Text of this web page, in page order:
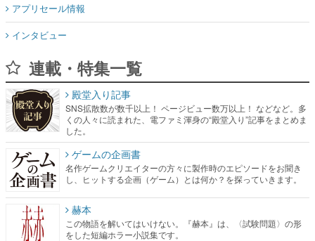
アプリセール情報
インタビュー
連載・特集一覧
殿堂入り記事
SNS拡散数が数千以上！ ページビュー数万以上！ などなど。多
くの人々に読まれた、電ファミ渾身の“殿堂入り”記事をまとめま
した。
ゲームの企画書
名作ゲームクリエイターの方々に製作時のエピソードをお聞き
し、ヒットする企画（ゲーム）とは何か？を探っていきます。
赫本
この物語を解いてはいけない。『赫本』は、〈試験問題〉の形
をした短編ホラー小説集です。